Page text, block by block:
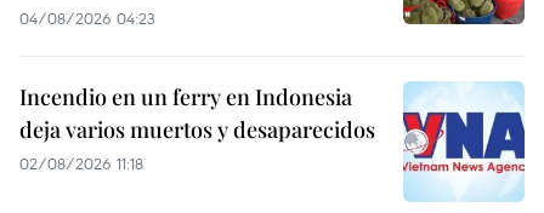
04/08/2026 04:23
Incendio en un ferry en Indonesia
deja varios muertos y desaparecidos
02/08/2026 11:18